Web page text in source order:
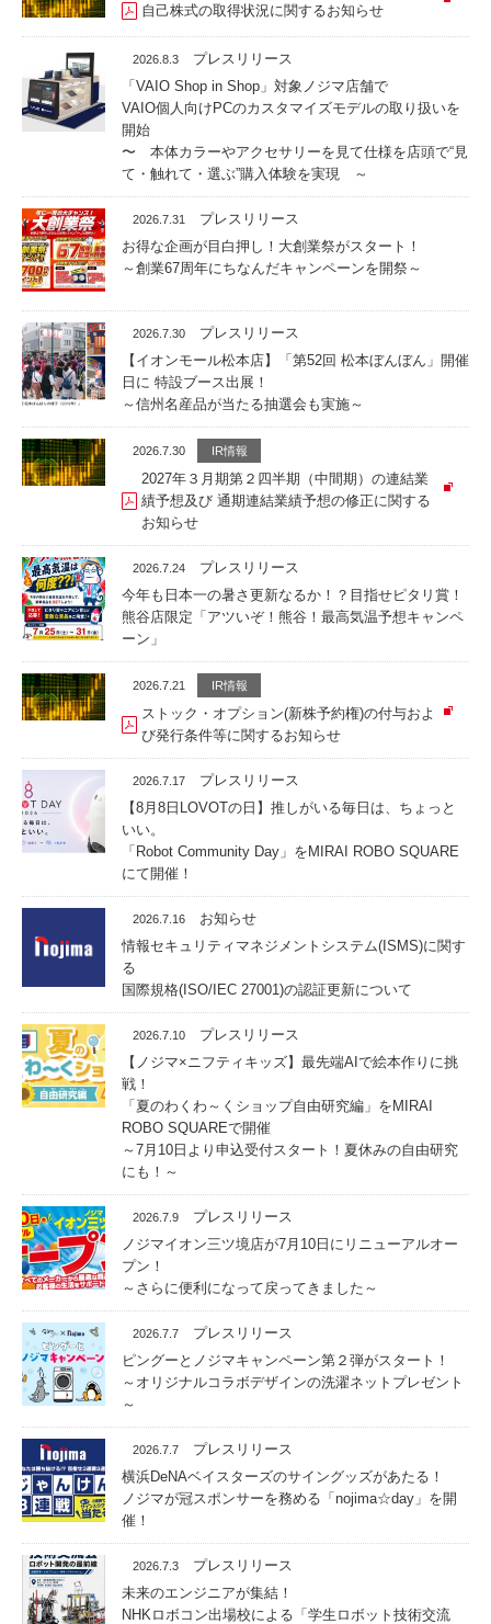
自己株式の取得状況に関するお知らせ
2026.8.3
プレスリリース
「VAIO Shop in Shop」対象ノジマ店舗で
VAIO個人向けPCのカスタマイズモデルの取り扱いを
開始
〜 本体カラーやアクセサリーを見て仕様を店頭で“見
て・触れて・選ぶ”購入体験を実現 ～
2026.7.31
プレスリリース
お得な企画が目白押し！大創業祭がスタート！
～創業67周年にちなんだキャンペーンを開祭～
2026.7.30
プレスリリース
【イオンモール松本店】「第52回 松本ぼんぼん」開催
日に 特設ブース出展！
～信州名産品が当たる抽選会も実施～
2026.7.30 IR情報
2027年３月期第２四半期（中間期）の連結業
績予想及び 通期連結業績予想の修正に関する
お知らせ
2026.7.24
プレスリリース
今年も日本一の暑さ更新なるか！？目指せピタリ賞！
熊谷店限定「アツいぞ！熊谷！最高気温予想キャンペ
ーン」
2026.7.21 IR情報
ストック・オプション(新株予約権)の付与およ
び発行条件等に関するお知らせ
2026.7.17
プレスリリース
【8月8日LOVOTの日】推しがいる毎日は、ちょっと
いい。
「Robot Community Day」をMIRAI ROBO SQUARE
にて開催！
2026.7.16
お知らせ
情報セキュリティマネジメントシステム(ISMS)に関す
る
国際規格(ISO/IEC 27001)の認証更新について
2026.7.10
プレスリリース
【ノジマ×ニフティキッズ】最先端AIで絵本作りに挑
戦！
「夏のわくわ～くショップ自由研究編」をMIRAI
ROBO SQUAREで開催
～7月10日より申込受付スタート！夏休みの自由研究
にも！～
2026.7.9
プレスリリース
ノジマイオン三ツ境店が7月10日にリニューアルオー
プン！
～さらに便利になって戻ってきました～
2026.7.7
プレスリリース
ピングーとノジマキャンペーン第２弾がスタート！
～オリジナルコラボデザインの洗濯ネットプレゼント
～
2026.7.7
プレスリリース
横浜DeNAベイスターズのサイングッズがあたる！
ノジマが冠スポンサーを務める「nojima☆day」を開
催！
2026.7.3
プレスリリース
未来のエンジニアが集結！
NHKロボコン出場校による「学生ロボット技術交流